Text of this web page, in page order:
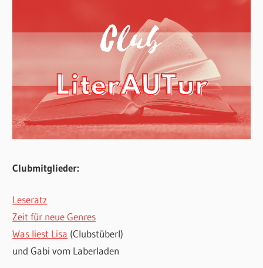
Clubmitglieder:
Leseratz
Zeit für neue Genres
Was liest Lisa (Clubstüberl)
und Gabi vom Laberladen